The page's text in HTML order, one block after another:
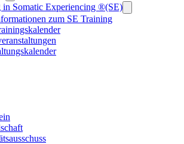
in Somatic Experiencing ®(SE)
zum SE Training